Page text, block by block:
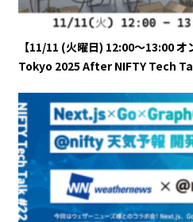
【11/11 (火曜日) 12:00～13:00
Tokyo 2025 After NIFTY Tech